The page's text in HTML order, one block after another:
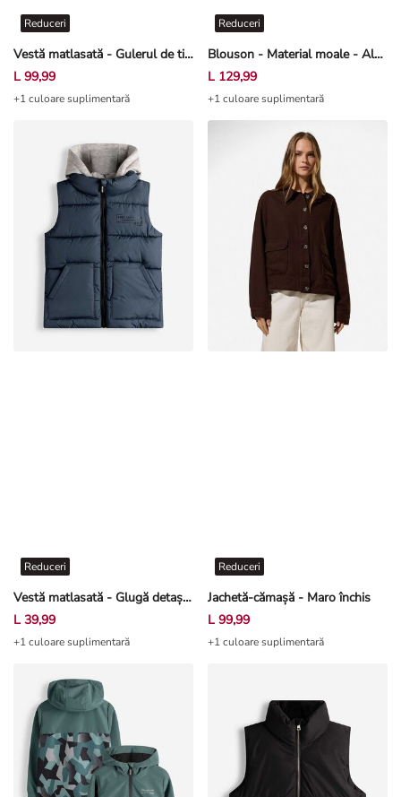
Vestă matlasată - Gulerul de tip stand-up - Kaki
Reduceri
L 99,99
+1 culoare suplimentară
Blouson - Material moale - Albastru închis
Reduceri
L 129,99
+1 culoare suplimentară
Vestă matlasată - Glugă detașabilă - Albastru
Reduceri
L 39,99
+1 culoare suplimentară
Jachetă-cămașă - Maro închis
Reduceri
L 99,99
+1 culoare suplimentară